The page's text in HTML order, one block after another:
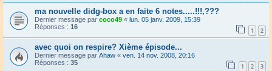
ma nouvelle didg-box a en faite 6 notes.....!!!,???
Dernier message par coco49 « lun. 05 janv. 2009, 15:39
Réponses : 16 1 2
avec quoi on respire? Xième épisode...
Dernier message par Ahaw « ven. 14 nov. 2008, 20:16
Réponses : 35 1 2 3